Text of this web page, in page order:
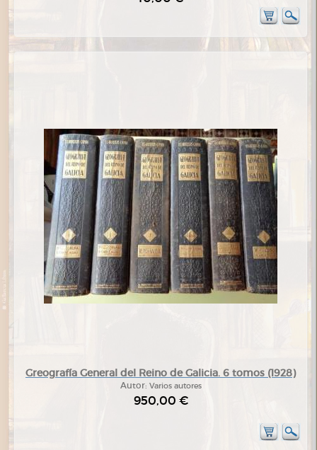
Greografía General del Reino de Galicia. 6 tomos (1928)
Autor: Varios autores
950,00 €